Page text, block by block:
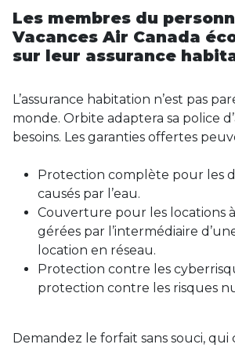
Les membres du
Vacances Air Canada
sur leur assurance
L’assurance habitation n’est pas
monde. Orbite adaptera sa police
besoins. Les garanties offertes
Protection complète pour les
causés par l’eau.
Couverture pour les locations
gérées par l’intermédiaire
location en réseau.
Protection contre les
protection contre les risques
Demandez le forfait sans souci,